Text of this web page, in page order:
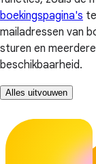
boekingspagina's
mailadressen van
sturen en
beschikbaarheid.
Alles uitvouwen